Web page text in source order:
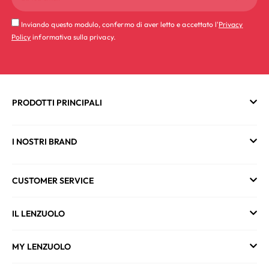
Inviando questo modulo, confermo di aver letto e accettato l'Privacy
Policy informativa sulla privacy.
PRODOTTI PRINCIPALI
I NOSTRI BRAND
CUSTOMER SERVICE
IL LENZUOLO
MY LENZUOLO